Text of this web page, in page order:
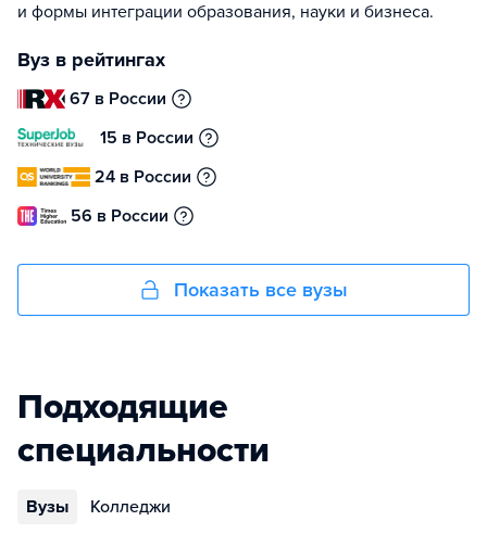
и формы интеграции образования, науки и бизнеса.
Вуз в рейтингах
67 в России
15 в России
24 в России
56 в России
Показать все вузы
Подходящие
специальности
Вузы Колледжи